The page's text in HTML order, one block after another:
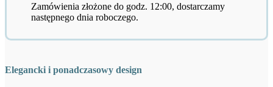
Zamówienia złożone do godz. 12:00, dostarczamy
następnego dnia roboczego.
Elegancki i ponadczasowy design